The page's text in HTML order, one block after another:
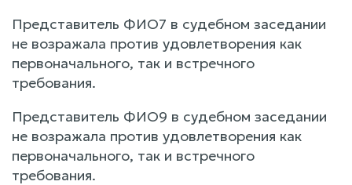
Представитель ФИО7 в судебном заседании
не возражала против удовлетворения как
первоначального, так и встречного
требования.
Представитель ФИО9 в судебном заседании
не возражала против удовлетворения как
первоначального, так и встречного
требования.